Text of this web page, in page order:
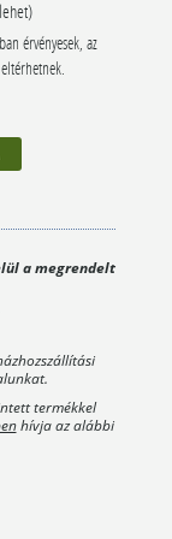
érvényesek, az
a megrendelt
termékkel
hívja az alábbi